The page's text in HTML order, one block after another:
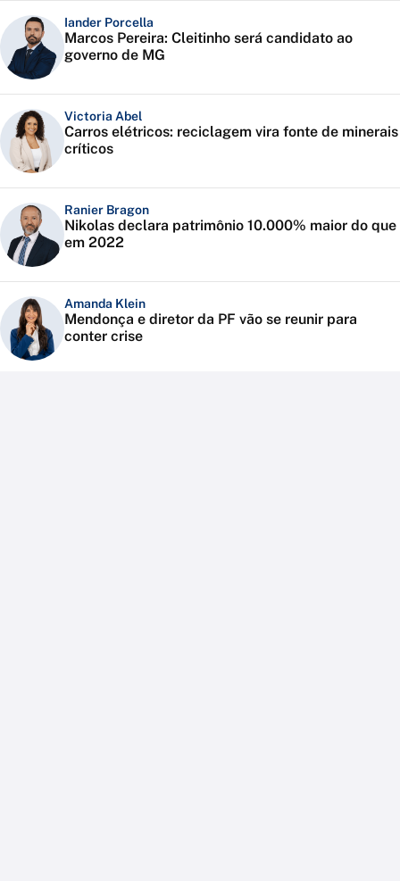
Iander Porcella
Marcos Pereira: Cleitinho será candidato ao
governo de MG
Victoria Abel
Carros elétricos: reciclagem vira fonte de minerais
críticos
Ranier Bragon
Nikolas declara patrimônio 10.000% maior do que
em 2022
Amanda Klein
Mendonça e diretor da PF vão se reunir para
conter crise